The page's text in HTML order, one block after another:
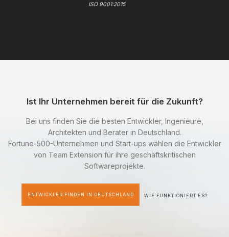
ISO 9001:2015
Ist Ihr Unternehmen bereit für die Zukunft?
Bei uns finden Sie die besten Entwickler, Ingenieure,
Architekten und Berater in Deutschland.
Fortune-500-Unternehmen und Start-ups wählen die Entwickler
von Team Extension für ihre geschäftskritischen
Softwareprojekte.
ENTWICKLER FINDEN IN DEUTSCHLAND WIE FUNKTIONIERT ES?